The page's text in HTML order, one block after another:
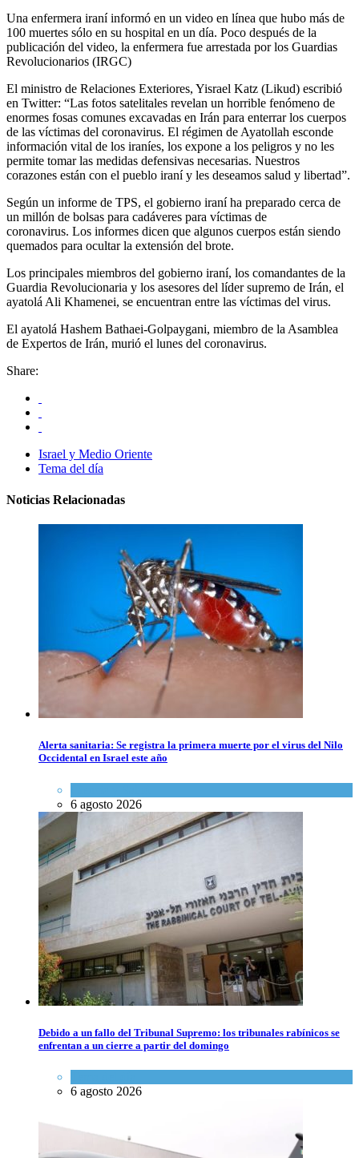
Una enfermera iraní informó en un video en línea que hubo más de
100 muertes sólo en su hospital en un día. Poco después de la
publicación del video, la enfermera fue arrestada por los Guardias
Revolucionarios (IRGC)
El ministro de Relaciones Exteriores, Yisrael Katz (Likud) escribió
en Twitter: “Las fotos satelitales revelan un horrible fenómeno de
enormes fosas comunes excavadas en Irán para enterrar los cuerpos
de las víctimas del coronavirus. El régimen de Ayatollah esconde
información vital de los iraníes, los expone a los peligros y no les
permite tomar las medidas defensivas necesarias. Nuestros
corazones están con el pueblo iraní y les deseamos salud y libertad”.
Según un informe de TPS, el gobierno iraní ha preparado cerca de
un millón de bolsas para cadáveres para víctimas de
coronavirus. Los informes dicen que algunos cuerpos están siendo
quemados para ocultar la extensión del brote.
Los principales miembros del gobierno iraní, los comandantes de la
Guardia Revolucionaria y los asesores del líder supremo de Irán, el
ayatolá Ali Khamenei, se encuentran entre las víctimas del virus.
El ayatolá Hashem Bathaei-Golpaygani, miembro de la Asamblea
de Expertos de Irán, murió el lunes del coronavirus.
Share:
Israel y Medio Oriente
Tema del día
Noticias Relacionadas
Alerta sanitaria: Se registra la primera muerte por el virus del Nilo
Occidental en Israel este año
6 agosto 2026
Debido a un fallo del Tribunal Supremo: los tribunales rabínicos se
enfrentan a un cierre a partir del domingo
6 agosto 2026